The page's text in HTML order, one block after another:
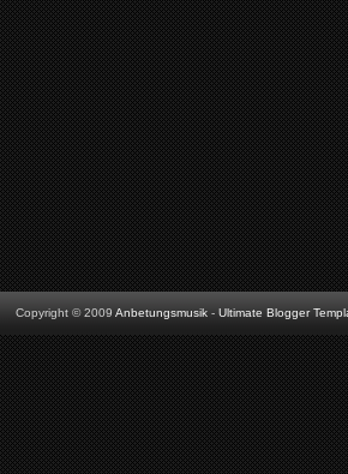
Copyright © 2009 Anbetungsmusik - Ultimate Blogger